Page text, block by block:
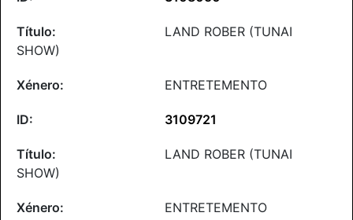
LAND ROBER (TUNAI
SHOW)
ENTRETEMENTO
3109721
LAND ROBER (TUNAI
SHOW)
ENTRETEMENTO